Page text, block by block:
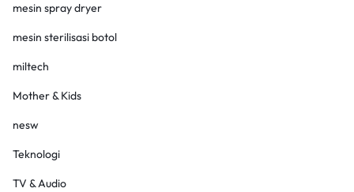
mesin spray dryer
mesin sterilisasi botol
miltech
Mother & Kids
nesw
Teknologi
TV & Audio